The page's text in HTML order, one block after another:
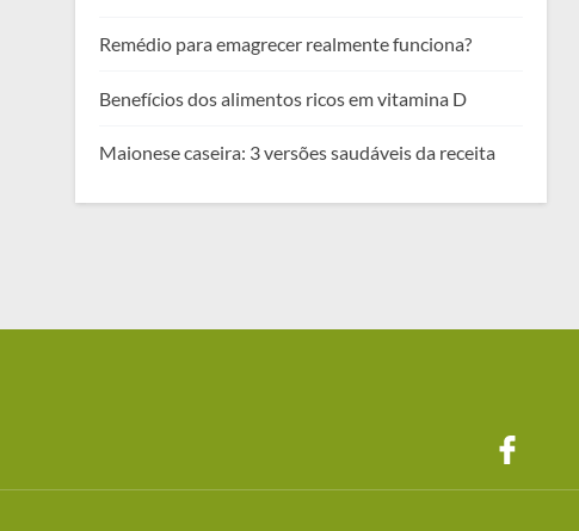
Remédio para emagrecer realmente funciona?
Benefícios dos alimentos ricos em vitamina D
Maionese caseira: 3 versões saudáveis da receita